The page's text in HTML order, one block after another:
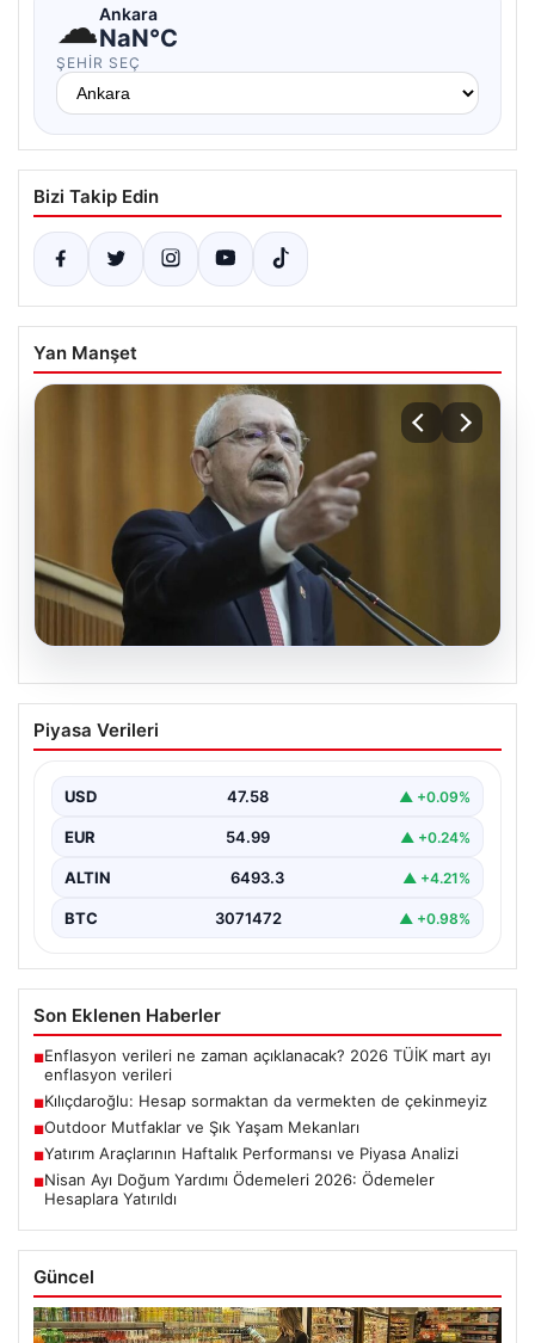
☁Ankara
NaN°C
ŞEHIR SEÇ
Bizi Takip Edin
Yan Manşet
05.08.2026
Kılıçdaroğlu: Hesap sormaktan da
vermekten de çekinmeyiz
Piyasa Verileri
USD 47.58 ▲ +0.09%
EUR 54.99 ▲ +0.24%
ALTIN 6493.3 ▲ +4.21%
BTC 3071472 ▲ +0.98%
Son Eklenen Haberler
■Enflasyon verileri ne zaman açıklanacak? 2026 TÜİK mart ayı
enflasyon verileri
■Kılıçdaroğlu: Hesap sormaktan da vermekten de çekinmeyiz
■Outdoor Mutfaklar ve Şık Yaşam Mekanları
■Yatırım Araçlarının Haftalık Performansı ve Piyasa Analizi
■Nisan Ayı Doğum Yardımı Ödemeleri 2026: Ödemeler
Hesaplara Yatırıldı
Güncel